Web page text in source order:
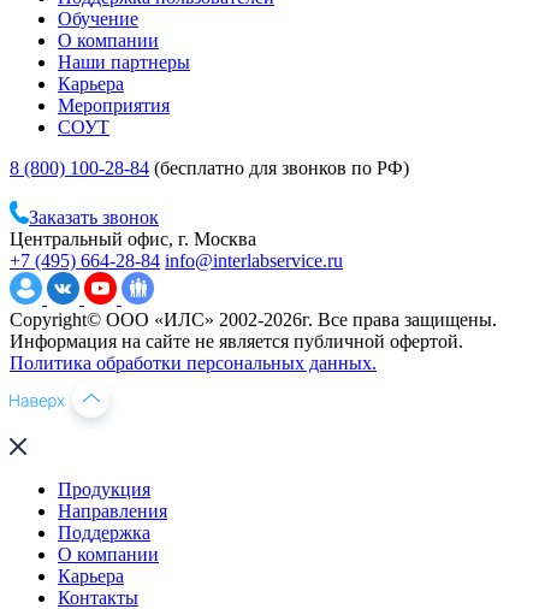
Обучение
О компании
Наши партнеры
Карьера
Мероприятия
СОУТ
8 (800) 100-28-84 (бесплатно для звонков по РФ)
Заказать звонок
Центральный офис, г. Москва
+7 (495) 664-28-84 info@interlabservice.ru
Copyright© ООО «ИЛС» 2002-2026г. Все права защищены.
Информация на сайте не является публичной офертой.
Политика обработки персональных данных.
Продукция
Направления
Поддержка
О компании
Карьера
Контакты